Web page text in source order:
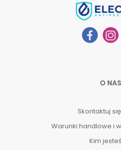
O NAS
Skontaktuj
Warunki handlowe i
Kim